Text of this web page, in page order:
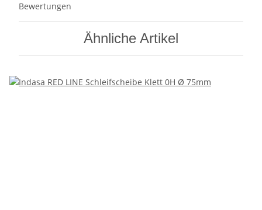
Bewertungen
Ähnliche Artikel